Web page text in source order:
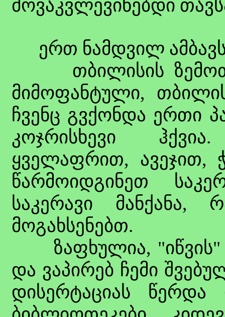
მოვაკვლევინებდი
ერთ ნამდვილ ამბავს
თბილისის ზემოთ,
მიმოფანტული,
ჩვენც გვქონდა ერთი
კოჯრისხევი
ყველაფრით, ავეჯით,
წარმოიდგინეთ
საკერავი მანქანა,
მოგახსენებთ.
ზაფხულია, "იწვის"
და ვაპირებ ჩემი
დისერტაციას